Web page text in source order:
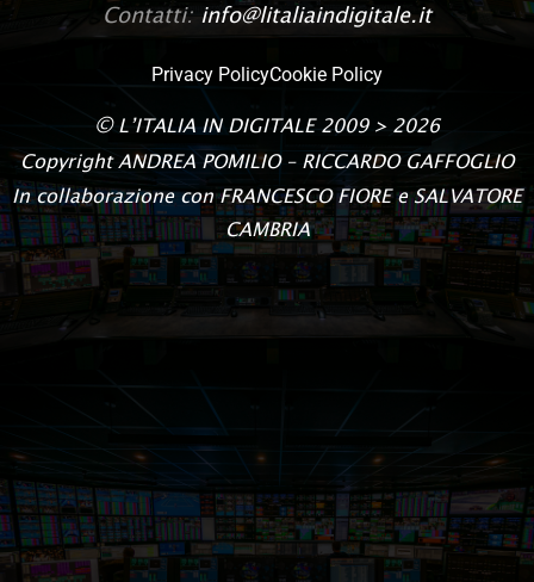
Contatti: info@litaliaindigitale.it
Privacy PolicyCookie Policy
© L’ITALIA IN DIGITALE2009 > 2026
Copyright ANDREA POMILIO – RICCARDO GAFFOGLIO
In collaborazione con FRANCESCO FIORE e SALVATORE
CAMBRIA